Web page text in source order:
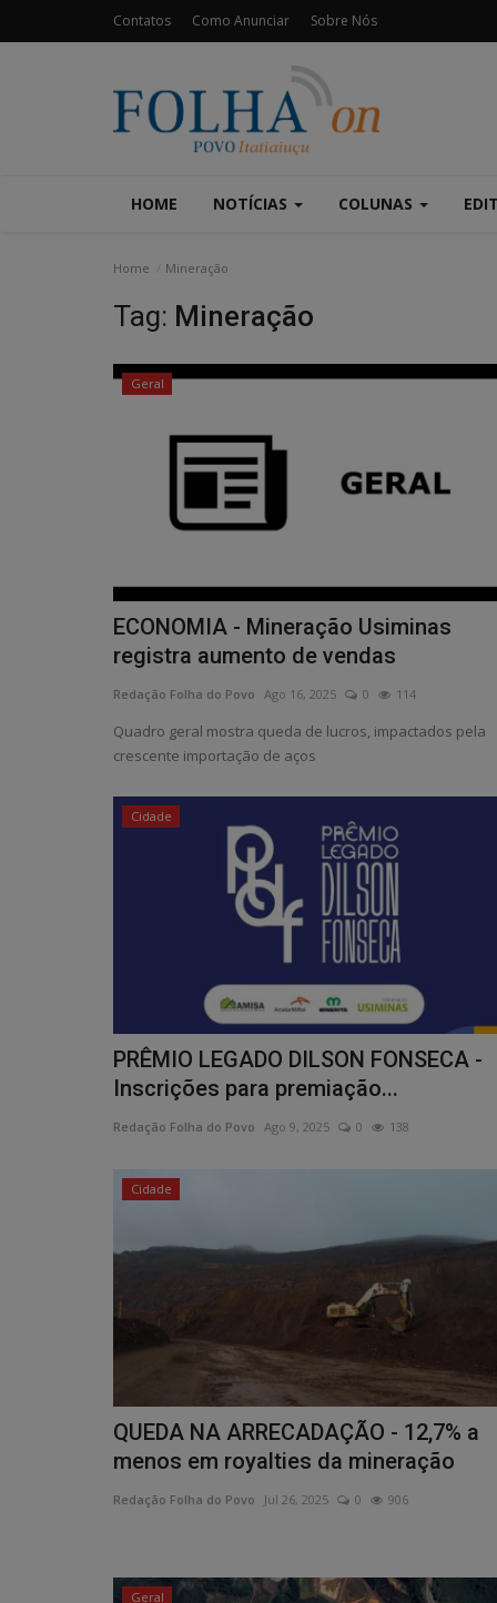
Contatos Como Anunciar Sobre Nós
HOME NOTÍCIAS COLUNAS
Home Mineração
Tag: Mineração
Geral
ECONOMIA - Mineração Usiminas
registra aumento de vendas
Redação Folha do Povo Ago 16, 2025 0 114
Quadro geral mostra queda de lucros, impactados pela
crescente importação de aços
Cidade
PRÊMIO LEGADO DILSON FONSECA -
Inscrições para premiação...
Redação Folha do Povo Ago 9, 2025 0 138
Cidade
QUEDA NA ARRECADAÇÃO - 12,7% a
menos em royalties da mineração
Redação Folha do Povo Jul 26, 2025 0 906
Geral